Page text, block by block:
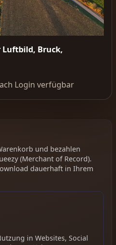
Luftbild, Bruck,
Login verfügbar
und bezahlen
(Merchant of Record).
dauerhaft in Ihrem
in Websites, Social